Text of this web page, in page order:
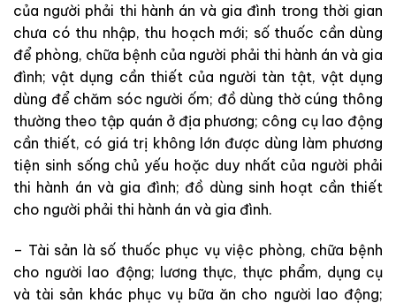
của người phải thi hành án và gia đình trong thời gian
chưa có thu nhập, thu hoạch mới; số thuốc cần dùng
để phòng, chữa bệnh của người phải thi hành án và gia
đình; vật dụng cần thiết của người tàn tật, vật dụng
dùng để chăm sóc người ốm; đồ dùng thờ cúng thông
thường theo tập quán ở địa phương; công cụ lao động
cần thiết, có giá trị không lớn được dùng làm phương
tiện sinh sống chủ yếu hoặc duy nhất của người phải
thi hành án và gia đình; đồ dùng sinh hoạt cần thiết
cho người phải thi hành án và gia đình.
– Tài sản là số thuốc phục vụ việc phòng, chữa bệnh
cho người lao động; lương thực, thực phẩm, dụng cụ
và tài sản khác phục vụ bữa ăn cho người lao động;